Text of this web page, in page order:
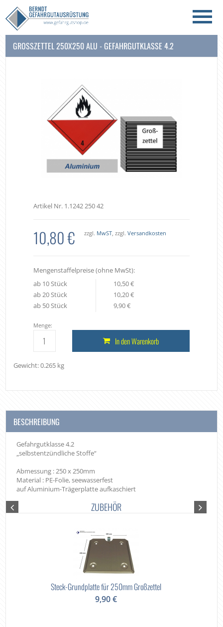
GROSSZETTEL 250X250 ALU - GEFAHRGUTKLASSE 4.2
Artikel Nr. 1.1242 250 42
10,80 € zzgl. MwST, zzgl. Versandkosten
Mengenstaffelpreise (ohne MwSt):
ab 10 Stück
10,50 €
ab 20 Stück
10,20 €
ab 50 Stück
9,90 €
Menge:
In den Warenkorb
Gewicht: 0.265 kg
BESCHREIBUNG
Gefahrgutklasse 4.2
„selbstentzündliche Stoffe“
Abmessung : 250 x 250mm
Material : PE-Folie, seewasserfest
auf Aluminium-Trägerplatte aufkaschiert
ZUBEHÖR
Steck-Grundplatte für 250mm Großzettel
9,90 €